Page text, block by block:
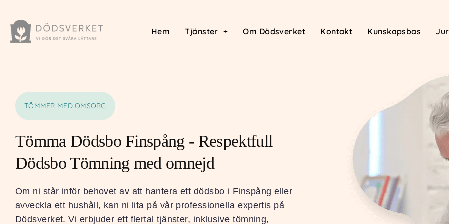
Hem Tjänster Om Dödsverket Kontakt Kunskapsbas
TÖMMER MED OMSORG
Tömma Dödsbo Finspång - Respektfull
Dödsbo Tömning med omnejd
Om ni står inför behovet av att hantera ett dödsbo i Finspång eller
avveckla ett hushåll, kan ni lita på vår professionella expertis på
Dödsverket. Vi erbjuder ett flertal tjänster, inklusive tömning,